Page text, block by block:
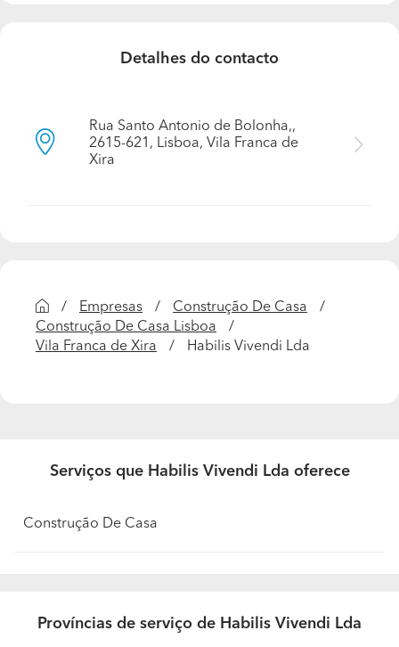
Quais são as informações necessárias para que
O que o destaca da sua concorrência? Por que
ideal?
Particulares que querem construir moradias, prestamos
O tempo, e a qualidade das obras, O licenciamento
Quais as formas de pagamento que aceitam?
Detalhes do contacto
Rua Santo Antonio de Bolonha,,
2615-621, Lisboa, Vila Franca de
Xira
Empresas
Construção De Casa
Construção De Casa Lisboa
Vila Franca de Xira
Habilis Vivendi Lda
Serviços que Habilis Vivendi Lda oferece
Construção De Casa
Províncias de serviço de Habilis Vivendi Lda